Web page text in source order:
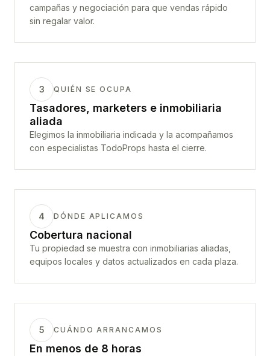
campañas y negociación para que vendas rápido
sin regalar valor.
3 QUIÉN SE OCUPA
Tasadores, marketers e inmobiliaria
aliada
Elegimos la inmobiliaria indicada y la acompañamos
con especialistas TodoProps hasta el cierre.
4 DÓNDE APLICAMOS
Cobertura nacional
Tu propiedad se muestra con inmobiliarias aliadas,
equipos locales y datos actualizados en cada plaza.
5 CUÁNDO ARRANCAMOS
En menos de 8 horas